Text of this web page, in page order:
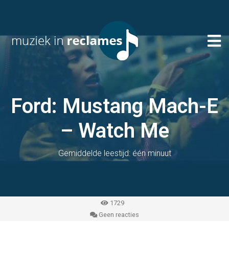
Ford: Mustang Mach-E
– Watch Me
Gemiddelde leestijd: één minuut
1729
Geen reacties